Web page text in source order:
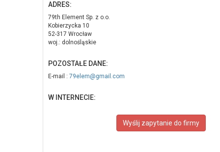
ADRES:
79th Element Sp. z o.o.
Kobierzycka 10
52-317 Wrocław
woj.: dolnośląskie
POZOSTAŁE DANE:
E-mail : 79elem@gmail.com
W INTERNECIE:
Wyślij zapytanie do firmy